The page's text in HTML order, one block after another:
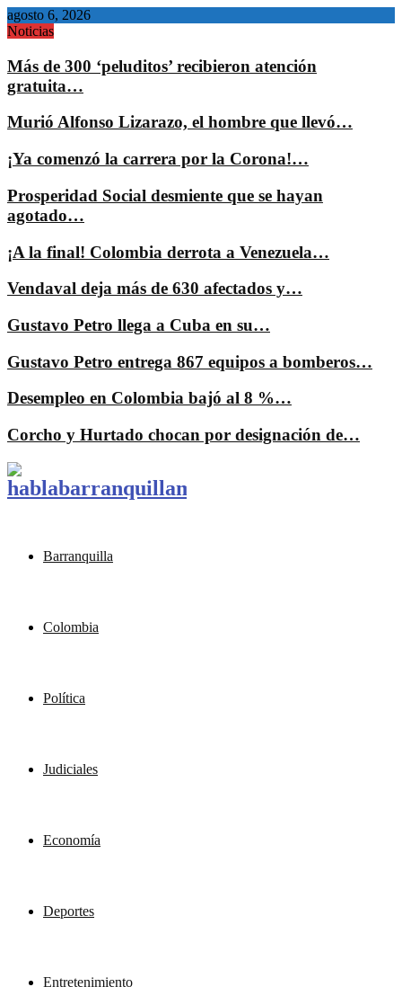
agosto 6, 2026
Noticias
Más de 300 ‘peluditos’ recibieron atención
gratuita…
Murió Alfonso Lizarazo, el hombre que llevó…
¡Ya comenzó la carrera por la Corona!…
Prosperidad Social desmiente que se hayan
agotado…
¡A la final! Colombia derrota a Venezuela…
Vendaval deja más de 630 afectados y…
Gustavo Petro llega a Cuba en su…
Gustavo Petro entrega 867 equipos a bomberos…
Desempleo en Colombia bajó al 8 %…
Corcho y Hurtado chocan por designación de…
Barranquilla
Colombia
Política
Judiciales
Economía
Deportes
Entretenimiento